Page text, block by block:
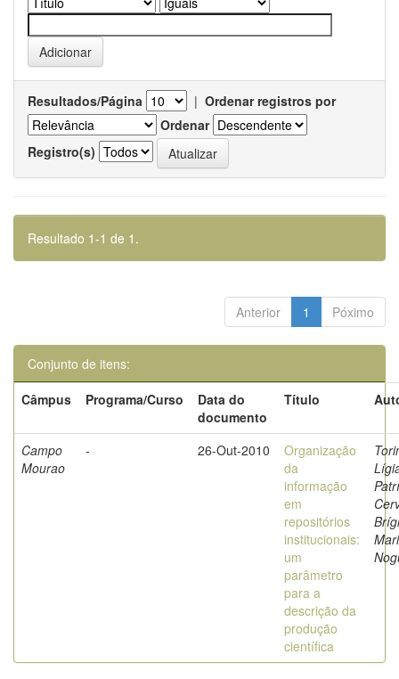
Resultados/Página | Ordenar registros por
Ordenar
Registro(s)
Resultado 1-1 de 1.
Anterior 1 Póximo
Conjunto de itens:
Câmpus
Programa/Curso
Data do
documento
Título
Campo
Mourao
- 26-Out-2010
Organização
da
informação
em
repositórios
institucionais:
um
parâmetro
para a
descrição da
produção
científica